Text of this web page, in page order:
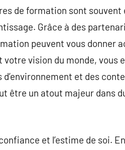
de formation sont souvent
Grâce à des
peuvent vous donner
vision du monde, vous
et des
être un atout majeur dans
et l’estime de soi.